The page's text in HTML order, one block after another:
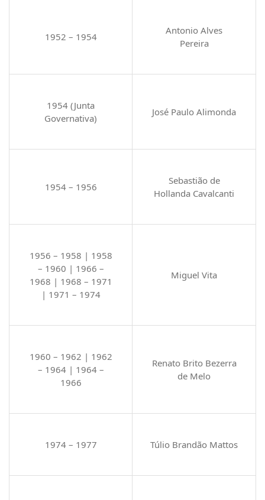
1952 – 1954
Antonio Alves
Pereira
1954 (Junta
Governativa)
José Paulo Alimonda
1954 – 1956
Sebastião de
Hollanda Cavalcanti
1956 – 1958 | 1958
– 1960 | 1966 –
1968 | 1968 – 1971
| 1971 – 1974
Miguel Vita
1960 – 1962 | 1962
– 1964 | 1964 –
1966
Renato Brito Bezerra
de Melo
1974 – 1977 Túlio Brandão Mattos